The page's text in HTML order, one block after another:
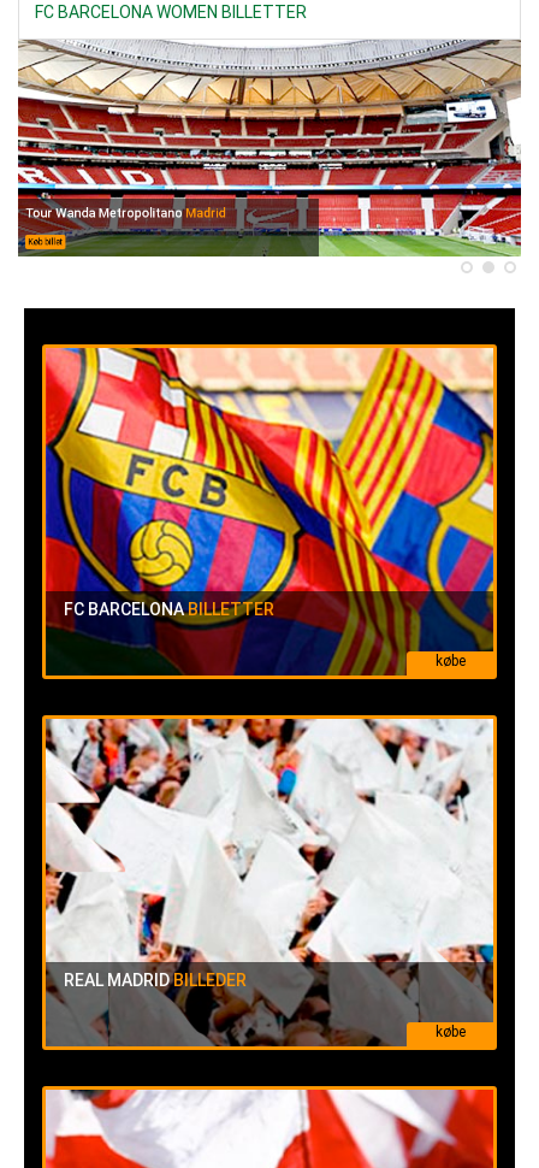
FC BARCELONA WOMEN BILLETTER
Tour Wanda MetropolitanoMadrid
Køb billet
købe
FC BARCELONABILLETTER
købe
REAL MADRIDBILLEDER